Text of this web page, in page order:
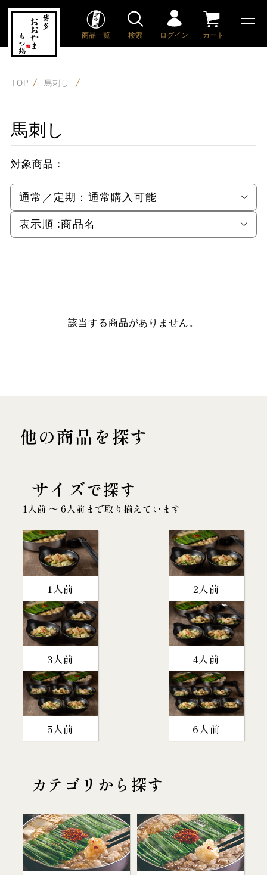
商品一覧 検索 ログイン カート
TOP 馬刺し
馬刺し
対象商品：
通常／定期： 通常購入可能
表示順 :商品名
該当する商品がありません。
他の商品を探す
サイズで探す
1人前 〜 6人前まで取り揃えています
1人前 2人前
3人前 4人前
5人前 6人前
カテゴリから探す